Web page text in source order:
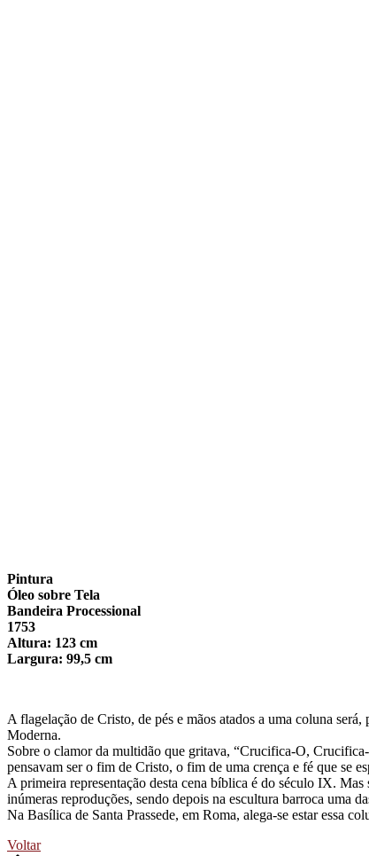
Pintura
Óleo sobre Tela
Bandeira Processional
1753
Altura: 123 cm
Largura: 99,5 cm
A flagelação de Cristo, de pés e mãos atados a uma coluna
Moderna.
Sobre o clamor da multidão que gritava, “Crucifica-O,
pensavam ser o fim de Cristo, o fim de uma crença e fé que se
A primeira representação desta cena bíblica é do século IX.
inúmeras reproduções, sendo depois na escultura barroca uma
Na Basílica de Santa Prassede, em Roma, alega-se estar essa
Voltar